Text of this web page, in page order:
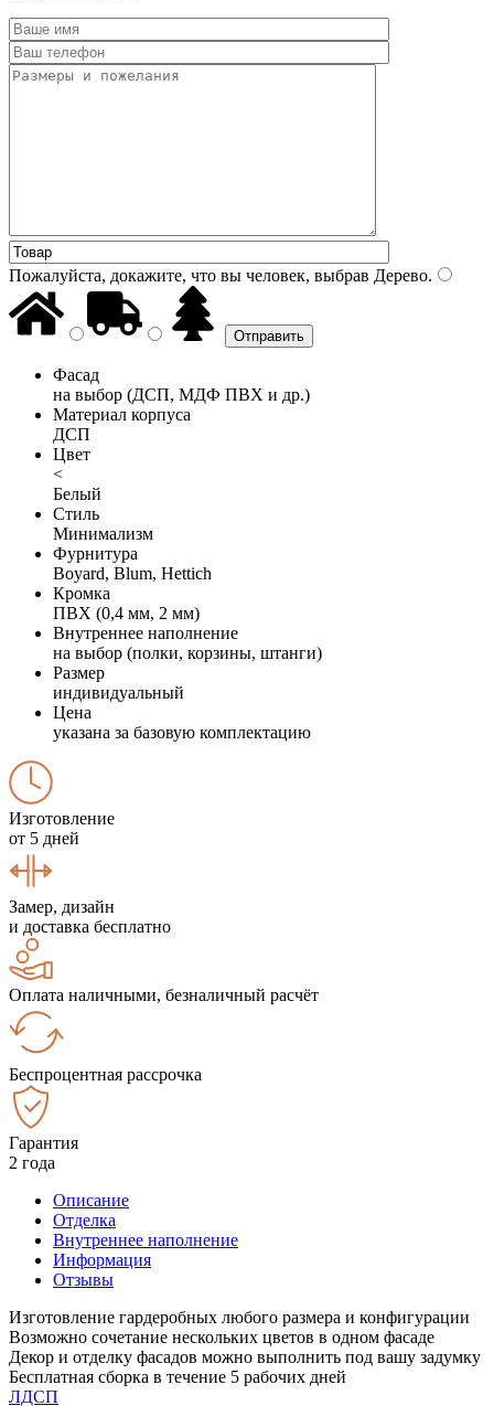
Пожалуйста, докажите, что вы человек, выбрав Дерево.
Фасад
на выбор (ДСП, МДФ ПВХ и др.)
Материал корпуса
ДСП
Цвет
<
Белый
Стиль
Минимализм
Фурнитура
Boyard, Blum, Hettich
Кромка
ПВХ (0,4 мм, 2 мм)
Внутреннее наполнение
на выбор (полки, корзины, штанги)
Размер
индивидуальный
Цена
указана за базовую комплектацию
Изготовление
от 5 дней
Замер, дизайн
и доставка бесплатно
Оплата наличными, безналичный расчёт
Беспроцентная рассрочка
Гарантия
2 года
Описание
Отделка
Внутреннее наполнение
Информация
Отзывы
Изготовление гардеробных любого размера и конфигурации
Возможно сочетание нескольких цветов в одном фасаде
Декор и отделку фасадов можно выполнить под вашу задумку
Бесплатная сборка в течение 5 рабочих дней
ЛДСП